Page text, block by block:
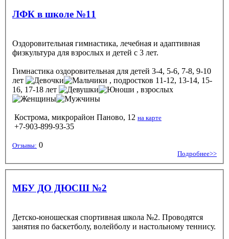
ЛФК в школе №11
Оздоровительная гимнастика, лечебная и адаптивная
физкультура для взрослых и детей с 3 лет.
Гимнастика оздоровительная для детей 3-4, 5-6, 7-8, 9-10
лет
, подростков 11-12, 13-14, 15-
16, 17-18 лет
, взрослых
Кострома, микрорайон Паново, 12 на карте
+7-903-899-93-35
Отзывы: 0
Подробнее>>
МБУ ДО ДЮСШ №2
Детско-юношеская спортивная школа №2. Проводятся
занятия по баскетболу, волейболу и настольному теннису.